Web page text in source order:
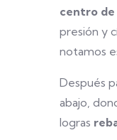
centro de
presión y
notamos
Después
abajo,
logras